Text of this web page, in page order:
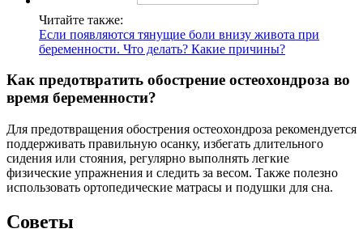
Читайте также:
Если появляются тянущие боли внизу живота при
беременности. Что делать? Какие причины?
Как предотвратить обострение остеохондроза во
время беременности?
Для предотвращения обострения остеохондроза рекомендуется
поддерживать правильную осанку, избегать длительного
сидения или стояния, регулярно выполнять легкие
физические упражнения и следить за весом. Также полезно
использовать ортопедические матрасы и подушки для сна.
Советы